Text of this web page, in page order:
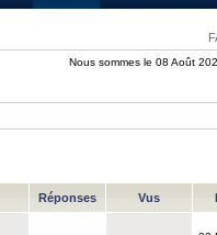
Nous sommes le 08 Août
Réponses Vus